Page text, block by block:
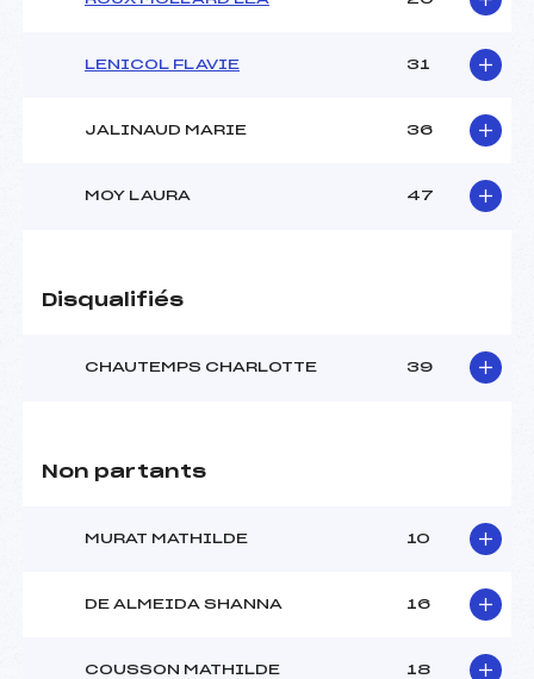
LENICOL FLAVIE 31
JALINAUD MARIE 36
MOY LAURA 47
Disqualifiés
CHAUTEMPS CHARLOTTE 39
Non partants
MURAT MATHILDE 10
DE ALMEIDA SHANNA 16
COUSSON MATHILDE 18